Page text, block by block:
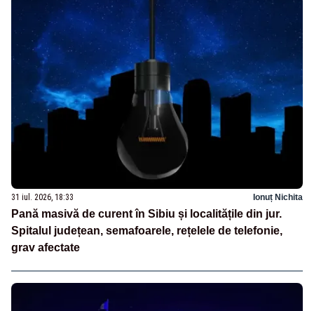
31 iul. 2026, 18:33 Ionuț Nichita
Pană masivă de curent în Sibiu și localitățile din jur.
Spitalul județean, semafoarele, rețelele de telefonie,
grav afectate